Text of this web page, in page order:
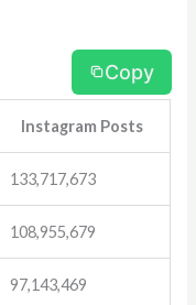
Copy
Instagram Posts
133,717,673
108,955,679
97,143,469